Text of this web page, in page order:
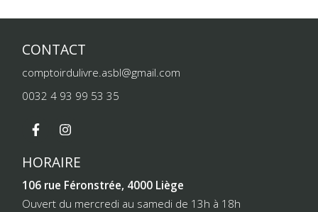
CONTACT
comptoirdulivre.asbl@gmail.com
0032 4 93 99 53 35
HORAIRE
106 rue Féronstrée, 4000 Liège
Ouvert du mercredi au samedi de 13h à 18h